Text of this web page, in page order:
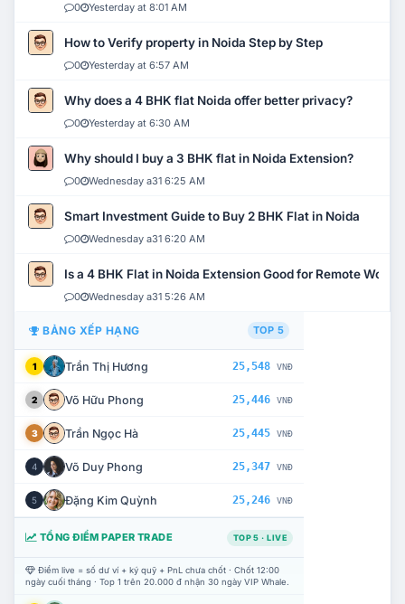
0 Yesterday at 8:01 AM
How to Verify property in Noida Step by Step
0 Yesterday at 6:57 AM
Why does a 4 BHK flat Noida offer better privacy?
0 Yesterday at 6:30 AM
Why should I buy a 3 BHK flat in Noida Extension?
0 Wednesday a31 6:25 AM
Smart Investment Guide to Buy 2 BHK Flat in Noida
0 Wednesday a31 6:20 AM
Is a 4 BHK Flat in Noida Extension Good for Remote Work?
0 Wednesday a31 5:26 AM
BẢNG XẾP HẠNG TOP 5
1 Trần Thị Hương 25,548 VNĐ
2 Võ Hữu Phong 25,446 VNĐ
3 Trần Ngọc Hà 25,445 VNĐ
4 Võ Duy Phong 25,347 VNĐ
5 Đặng Kim Quỳnh 25,246 VNĐ
TỔNG ĐIỂM PAPER TRADE TOP 5 · LIVE
Điểm live = số dư ví + ký quỹ + PnL chưa chốt · Chốt 12:00
ngày cuối tháng · Top 1 trên 20.000 đ nhận 30 ngày VIP Whale.